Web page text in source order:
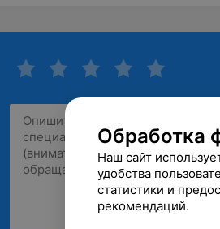
Обработка
Наш сайт
удобства
статистики и
рекомендаций.